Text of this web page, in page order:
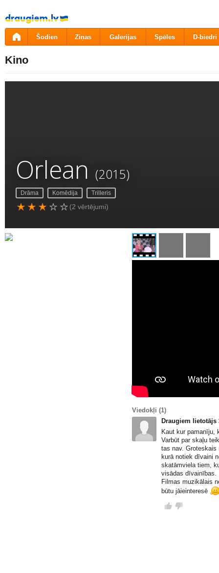
Pāriet
uz
saturu
Šodien Ziņas Galerijas Spēles D-biedri
Kino
Orlean (2015)
Drāma Komēdija Trilleris
(2 vērtējumi)
Viedokļi (1)
Draugiem lietotājs
Kaut kur pamanīju,
Varbūt par skaļu
tas nav.
kurā notiek dīvaini
skatāmviela tiem,
visādas dīvainības.
Filmas muzikālais
būtu jāieinteresē